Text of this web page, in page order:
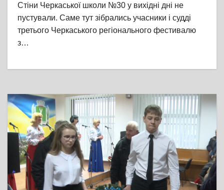
Стіни Черкаської школи №30 у вихідні дні не
пустували. Саме тут зібрались учасники і судді
третього Черкаського регіонального фестивалю
з…